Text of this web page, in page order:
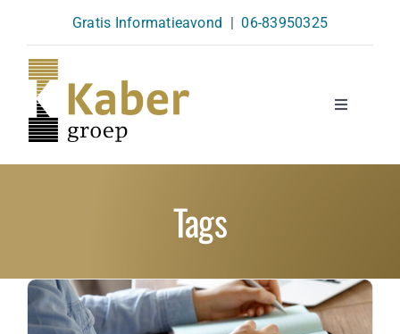
content
Gratis Informatieavond | 06-83950325
Toggle
Opleidingen
Agenda
Over Ons
Tags